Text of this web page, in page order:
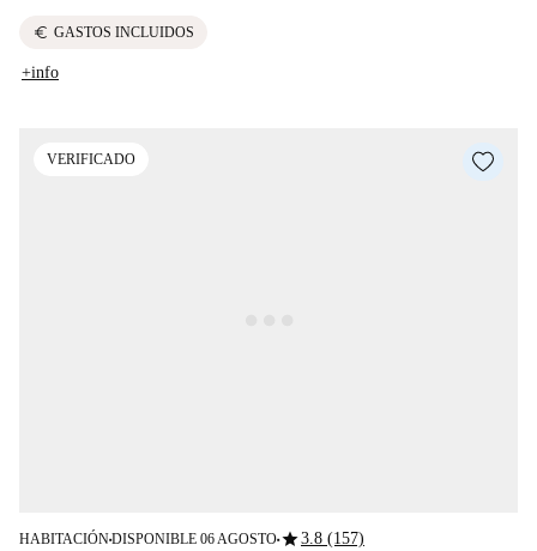
euro GASTOS INCLUIDOS
+info
VERIFICADO
HABITACIÓN■DISPONIBLE 06 AGOSTO■star3.8 (157)